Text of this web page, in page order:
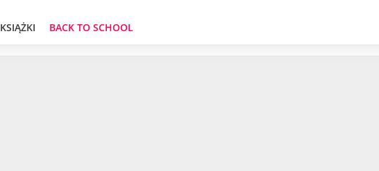
KSIĄŻKI BACK TO SCHOOL